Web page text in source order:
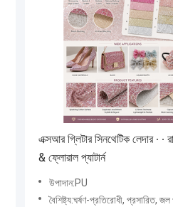
এক্সআর গ্লিটার সিনথেটিক লেদার ∙ ∙
& ফ্লোরাল প্যাটার্ন
উপাদান:PU
বৈশিষ্ট্য:ঘর্ষণ-প্রতিরোধী, প্রসারিত, জল